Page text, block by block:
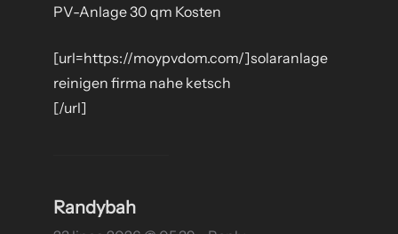
PV-Anlage 30 qm Kosten
[url=https://moypvdom.com/]solaranlage
reinigen firma nahe ketsch
[/url]
Randybah